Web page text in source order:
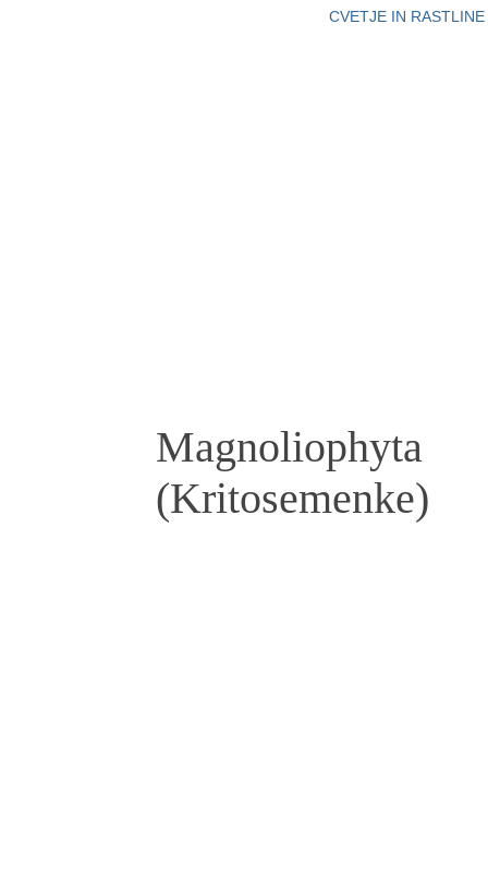
Magnoliophyta
(Kritosemenke)
CVETJE IN RASTLINE